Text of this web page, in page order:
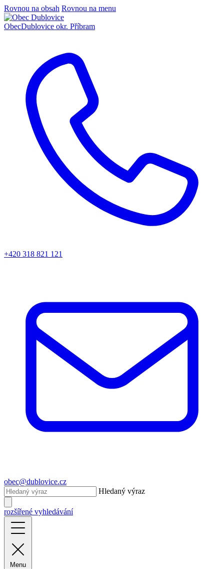
Rovnou na obsah Rovnou na menu
ObecDublovice okr. Příbram
+420 318 821 121
obec@dublovice.cz
Hledaný výraz
rozšířené vyhledávání
Menu